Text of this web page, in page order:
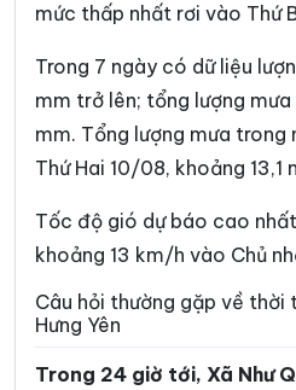
Xã Đông Tiên Hưng
Xã Hiệp Cường
Xã Hoàng Hoa Thám
Xã Hồng Quang
Xã Hưng Hà
Xã Khoái Châu
Xã Lạc Đạo
mức thấp nhất rơi vào Thứ
Trong 7 ngày có dữ liệu
mm trở lên; tổng lượng
mm. Tổng lượng mưa trong
Thứ Hai 10/08, khoảng 13,1
Tốc độ gió dự báo cao
khoảng 13 km/h vào Chủ
Câu hỏi thường gặp về thời
Hưng Yên
Trong 24 giờ tới, Xã Như